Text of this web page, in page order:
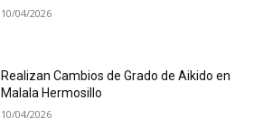
10/04/2026
Realizan Cambios de Grado de Aikido en
Malala Hermosillo
10/04/2026